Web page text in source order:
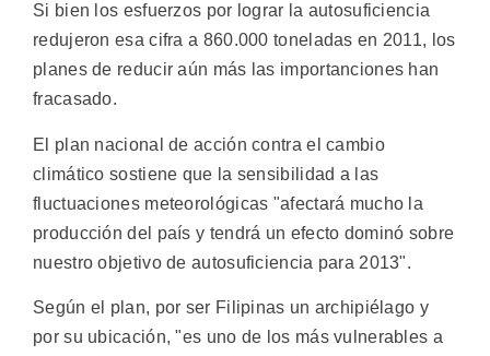
Si bien los esfuerzos por lograr la autosuficiencia
redujeron esa cifra a 860.000 toneladas en 2011, los
planes de reducir aún más las importanciones han
fracasado.
El plan nacional de acción contra el cambio
climático sostiene que la sensibilidad a las
fluctuaciones meteorológicas "afectará mucho la
producción del país y tendrá un efecto dominó sobre
nuestro objetivo de autosuficiencia para 2013".
Según el plan, por ser Filipinas un archipiélago y
por su ubicación, "es uno de los más vulnerables a